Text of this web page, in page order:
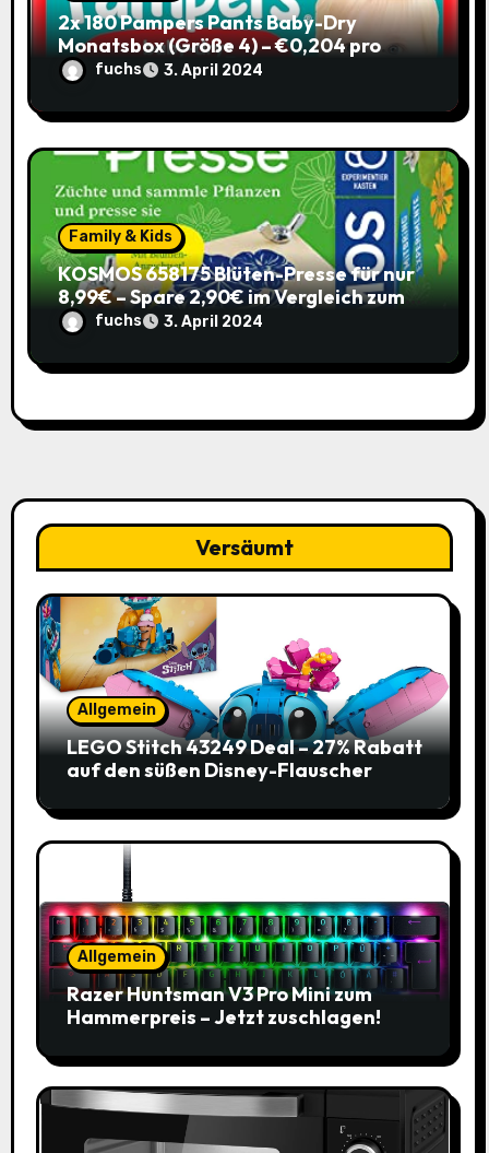
2x 180 Pampers Pants Baby-Dry
Monatsbox (Größe 4) – €0,204 pro
Pants (Sparabo) – Spare €38,39
fuchs 3. April 2024
Family & Kids
KOSMOS 658175 Blüten-Presse für nur
8,99€ – Spare 2,90€ im Vergleich zum
alten Preis!
fuchs 3. April 2024
Versäumt
Allgemein
LEGO Stitch 43249 Deal – 27% Rabatt
auf den süßen Disney-Flauscher
Allgemein
Razer Huntsman V3 Pro Mini zum
Hammerpreis – Jetzt zuschlagen!